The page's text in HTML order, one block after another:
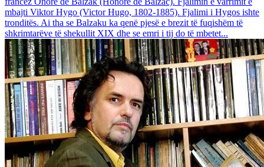
mbajti Viktor Hygo (Victor Hugo, 1802-1885). Fjalimi i Hygos ishte
tronditës. Ai tha se Balzaku ka qenë pjesë e brezit të fuqishëm të
shkrimtarëve të shekullit XIX dhe se emri i tij do të mbetet...